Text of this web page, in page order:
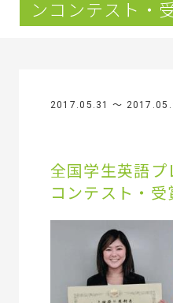
ンコンテスト・
2017.05.31 〜
全国学生英語プ
コンテスト・受